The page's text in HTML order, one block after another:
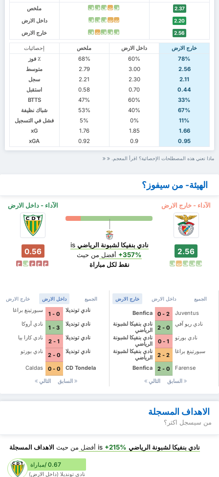
ملخص
ف ت ف ف ف 2.37
داخل الارض ت ت ف ف ف 2.20
خارج الارض ف ف ف ت ف 2.56
إحصائيات ملخص داخل الارض
خارج الارض
٪ فوز
68% 60%
78%
متوسط
2.79 3.00
2.56
سجل
2.21 2.30
2.11
استقبل
0.58 0.70
0.44
BTTS
47% 60%
33%
شباك نظيفة
53% 40%
67%
فشل في التسجيل
5% 0%
11%
xG
1.76 1.85
1.66
xGA
0.92 0.9 0.95
ماذا تعني هذه المصطلحات الإحصائية؟ اقرأ المعجم.
الهيئة- من سيفوز؟
الآداء - داخل الارض الآداء - خارج الارض
0.56
خ خ خ ف خ
نادي بنفيكا لشبونة الرياضي is
+357% أفضل من حيث
نقط لكل مباراة
2.56
ف ف ف ت ف
الجميع داخل الارض خارج الارض
سبورتينغ براغا
0 - 1
نادي تونديلا
نادي آروكا
3 - 1
نادي تونديلا
نادي كازا بيا
1 - 2
نادي تونديلا
نادي بورتو
0 - 2
نادي تونديلا
Caldas 0 - 0
CD Tondela
السابق
التالي
الجميع داخل الارض خارج الارض
Benfica 2 - 0
Juventus
نادي بنفيكا لشبونة
الرياضي
0 - 2
نادي ريو آفي
نادي بنفيكا لشبونة
الرياضي
1 - 0
نادي بورتو
نادي بنفيكا لشبونة
الرياضي
2 - 2
سبورتينغ براغا
Benfica 0 - 2
Farense
السابق
التالي
الاهداف المسجلة
من سيسجل اكثر؟
نادي بنفيكا لشبونة الرياضي +215% أفضل من حيث الاهداف المسجلة
0.67 /مباراة
نادي تونديلا (داخل الارض)